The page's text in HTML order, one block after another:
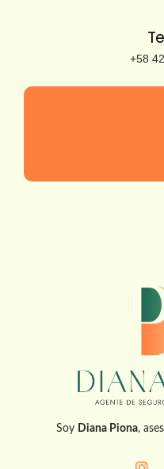
+58
Soy Diana Piona,